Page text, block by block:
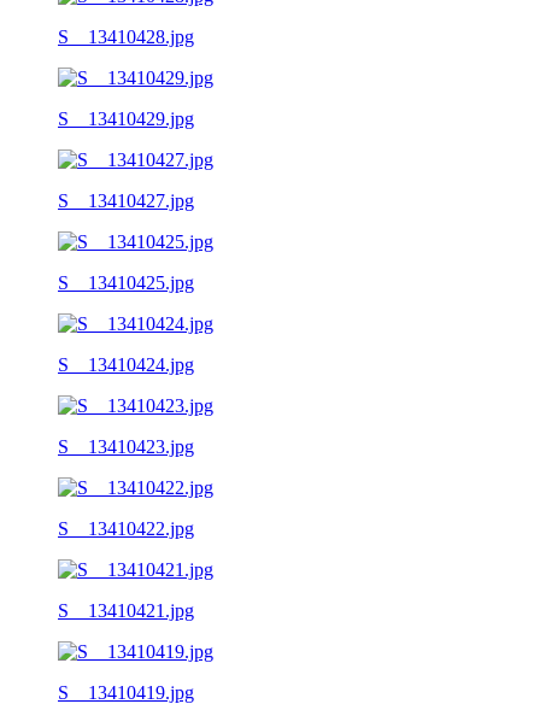
S__13410428.jpg
S__13410429.jpg
S__13410427.jpg
S__13410425.jpg
S__13410424.jpg
S__13410423.jpg
S__13410422.jpg
S__13410421.jpg
S__13410419.jpg